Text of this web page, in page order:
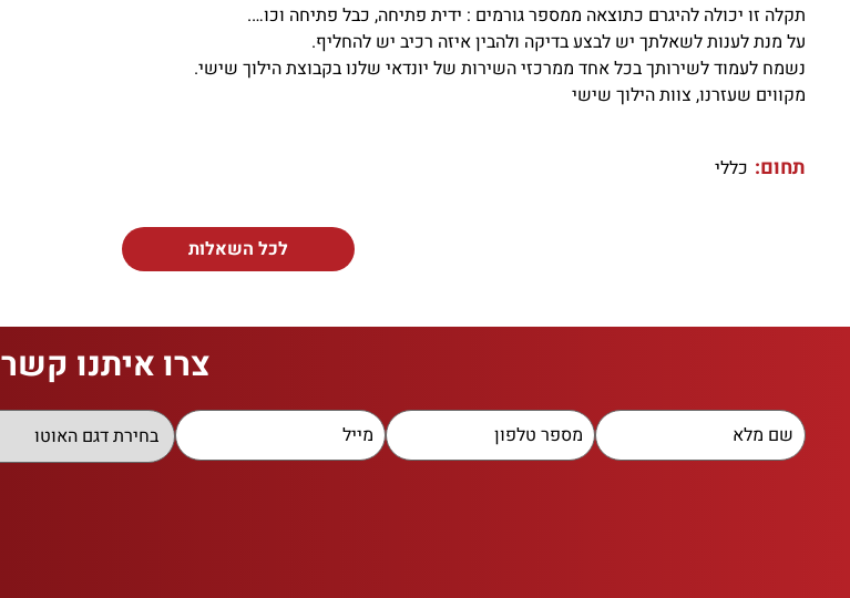
תקלה זו יכולה להיגרם כתוצאה ממספר גורמים : ידית פתיחה, כבל פתיחה וכו….
על מנת לענות לשאלתך יש לבצע בדיקה ולהבין איזה רכיב יש להחליף.
נשמח לעמוד לשירותך בכל אחד ממרכזי השירות של יונדאי שלנו בקבוצת הילוך שישי.
מקווים שעזרנו, צוות הילוך שישי
תחום: כללי
לכל השאלות
צרו איתנו קשר